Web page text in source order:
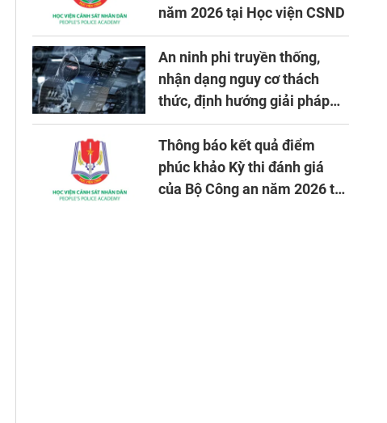
năm 2026 tại Học viện CSND
An ninh phi truyền thống,
nhận dạng nguy cơ thách
thức, định hướng giải pháp
đảm bảo an ninh quốc gia
trong tình hình hiện nay
Thông báo kết quả điểm
phúc khảo Kỳ thi đánh giá
của Bộ Công an năm 2026 tại